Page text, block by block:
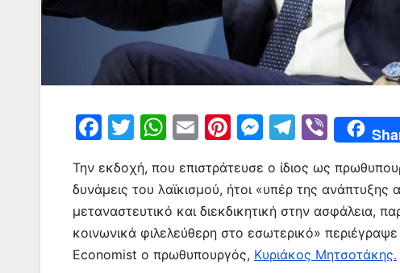
F
c
e
b
o
T
itt
er
W
at
s
A
p
E
ai
l
Pi
er
e
st
M
s
s
e
n
T
e
gr
a
m
Vi
b
er
Την εκδοχή, που επιστράτευσε ο ίδιος ως
δυνάμεις του λαϊκισμού, ήτοι «υπέρ της
μεταναστευτικό και διεκδικητική στην ασφάλεια,
κοινωνικά φιλελεύθερη στο εσωτερικό»
Economist ο πρωθυπουργός, Κυριάκος Μητσοτάκης.